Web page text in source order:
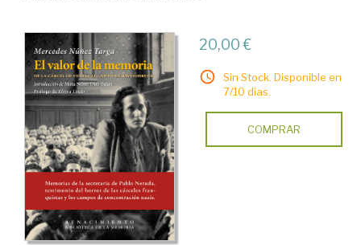
20,00 €
Sin Stock. Disponible en
7/10 días.
COMPRAR